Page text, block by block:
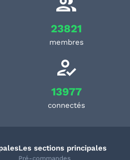
23821
membres
13977
connectés
Les sections principales
Pré-commandes